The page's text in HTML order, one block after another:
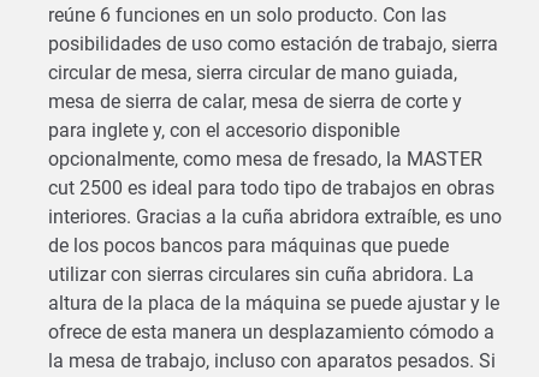
reúne 6 funciones en un solo producto. Con las
posibilidades de uso como estación de trabajo, sierra
circular de mesa, sierra circular de mano guiada,
mesa de sierra de calar, mesa de sierra de corte y
para inglete y, con el accesorio disponible
opcionalmente, como mesa de fresado, la MASTER
cut 2500 es ideal para todo tipo de trabajos en obras
interiores. Gracias a la cuña abridora extraíble, es uno
de los pocos bancos para máquinas que puede
utilizar con sierras circulares sin cuña abridora. La
altura de la placa de la máquina se puede ajustar y le
ofrece de esta manera un desplazamiento cómodo a
la mesa de trabajo, incluso con aparatos pesados. Si